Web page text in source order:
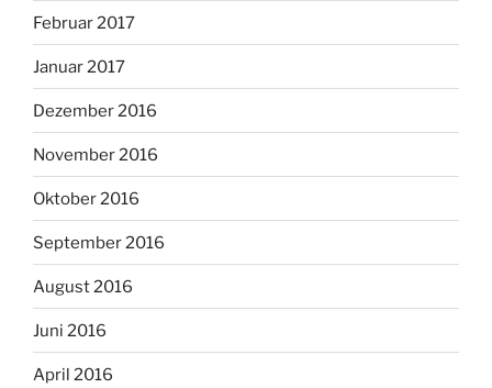
Februar 2017
Januar 2017
Dezember 2016
November 2016
Oktober 2016
September 2016
August 2016
Juni 2016
April 2016